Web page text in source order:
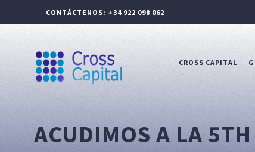
CONTÁCTENOS: +34 922 098 062
CROSS CAPITAL
ACUDIMOS A LA